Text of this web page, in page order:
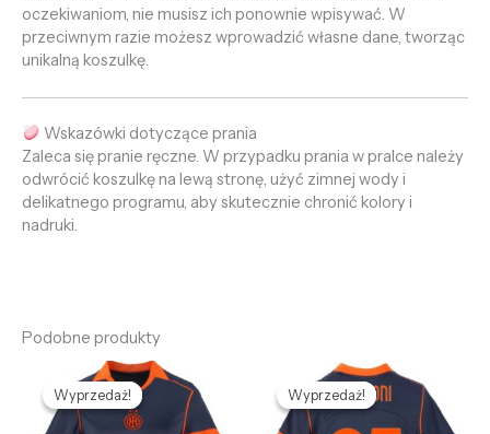
oczekiwaniom, nie musisz ich ponownie wpisywać. W
przeciwnym razie możesz wprowadzić własne dane, tworząc
unikalną koszulkę.
Wskazówki dotyczące prania
Zaleca się pranie ręczne. W przypadku prania w pralce należy
odwrócić koszulkę na lewą stronę, użyć zimnej wody i
delikatnego programu, aby skutecznie chronić kolory i
nadruki.
Podobne produkty
Wyprzedaż!
Wyprzedaż!
Pierwotna
cena
wynosiła:
469,85 zł.
Aktualna
cena
wynosi:
132,69 zł.
Wyprzedaż!
Wyprzedaż!
Pierwotna
cena
wynosiła:
469,85 zł.
Aktualna
cena
wynosi:
132,69 zł.